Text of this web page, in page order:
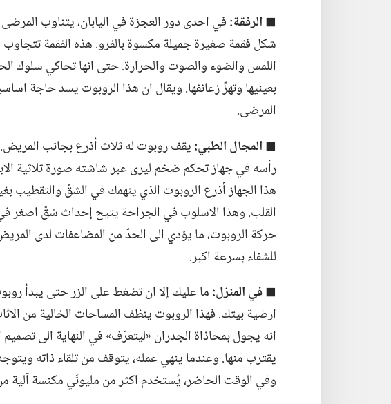
◼الرفقة:‏في احدى دور العجزة في اليابان،‏ يتناوب
شكل فقمة صغيرة جميلة مكسوة بالفرو.‏ هذه الفقمة
اللمس والضوء والصوت والحرارة.‏ حتى انها تحاكي سلوك
بعينيها وتهزّ زعانفها.‏ ويقال ان هذا الروبوت يسد حاجة
المرضى.‏
◼المجال الطبي:‏يقف روبوت له ثلاث أذرع بجانب المريض.‏
رأسه في جهاز تحكم ضخم ليرى عبر شاشته صورة ثلاثية
هذا الجهاز أذرع الروبوت الذي ينهمك في الشقّ
القلب.‏ وهذا الاسلوب في الجراحة يتيح إحداث شقّ اصغر
حركة الروبوت،‏ ما يؤدي الى الحدّ من المضاعفات لدى
للشفاء بسرعة اكبر.‏
◼فيالمنزل:‏ما عليك إلا ان تضغط على الزر حتى يبدأ
ارضية بيتك.‏ فهذا الروبوت ينظف المساحات الخالية من
انه يجول بمحاذاة الجدران «ليتعرّف» في النهاية الى
يقترب منها.‏ وعندما ينهي عمله،‏ يتوقف من تلقاء ذاته
وفي الوقت الحاضر،‏ يُستخدم اكثر من مليونَي مكنسة آلية